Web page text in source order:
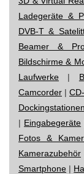
Ladegeräte &
DVB-T &
Beamer &
Bildschirme &
Laufwerke |
Camcorder |
Dockingstationen
| Eingabegeräte
Fotos &
Kamerazubehör
Smartphone |